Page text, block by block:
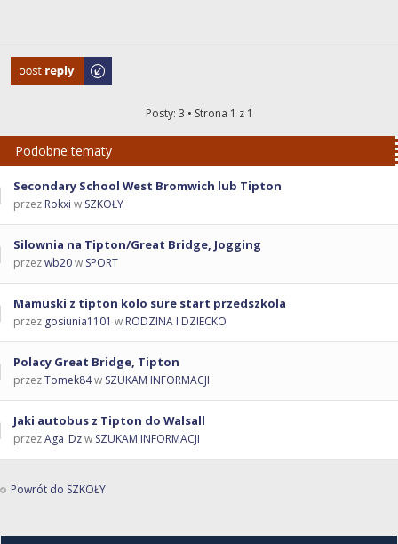
Odpowiedz
Posty: 3 • Strona 1 z 1
Podobne tematy
Secondary School West Bromwich lub Tipton
przez Rokxi w SZKOŁY
Silownia na Tipton/Great Bridge, Jogging
przezwb20w SPORT
Mamuski z tipton kolo sure start przedszkola
przez gosiunia1101 w RODZINA I DZIECKO
Polacy Great Bridge, Tipton
przezTomek84w SZUKAM INFORMACJI
Jaki autobus z Tipton do Walsall
przezAga_Dzw SZUKAM INFORMACJI
Powrót do SZKOŁY